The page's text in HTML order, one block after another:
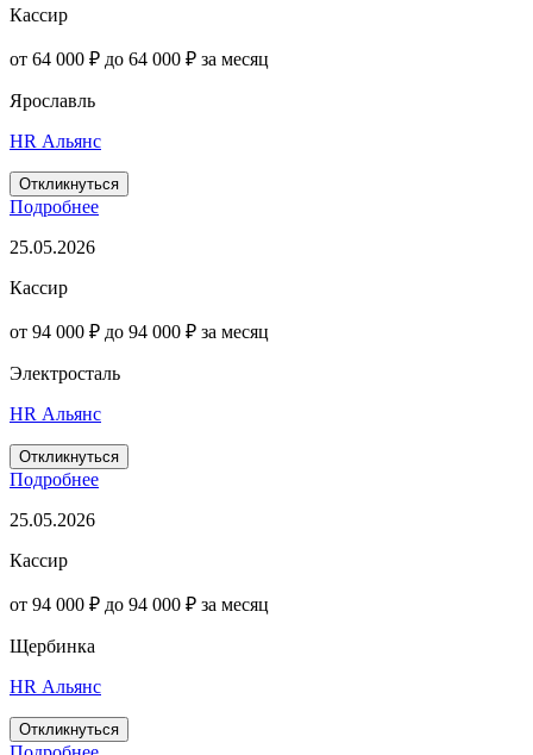
Кассир
от 64 000 ₽ до 64 000 ₽ за месяц
Ярославль
HR Альянс
Откликнуться
Подробнее
25.05.2026
Кассир
от 94 000 ₽ до 94 000 ₽ за месяц
Электросталь
HR Альянс
Откликнуться
Подробнее
25.05.2026
Кассир
от 94 000 ₽ до 94 000 ₽ за месяц
Щербинка
HR Альянс
Откликнуться